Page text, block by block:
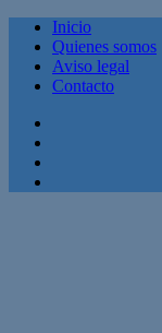
Inicio
Quienes somos
Aviso legal
Contacto